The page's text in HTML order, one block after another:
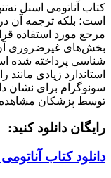
کتاب آناتومی اسنل
است؛ بلکه ترجمه آن
مرجع مورد استفاده
بخش‌های غیرضروری آن
شناسی پرداخته شده
سونوگرام برای نشان
توسط پزشکان
رایگان دانلود کنید:
دانلود کتاب آناتومی